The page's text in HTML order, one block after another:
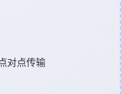
对点传输